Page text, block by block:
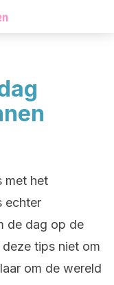
met het
echter
de dag op de
tips niet om
om de wereld